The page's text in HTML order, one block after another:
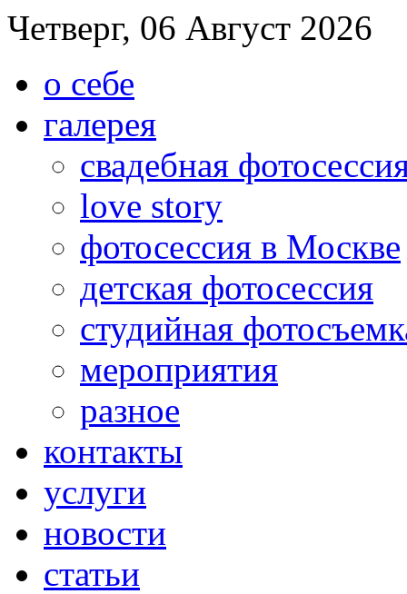
Четверг, 06 Август 2026
о себе
галерея
свадебная
love story
фотосессия в Москве
детская фотосессия
студийная
мероприятия
разное
контакты
услуги
новости
статьи